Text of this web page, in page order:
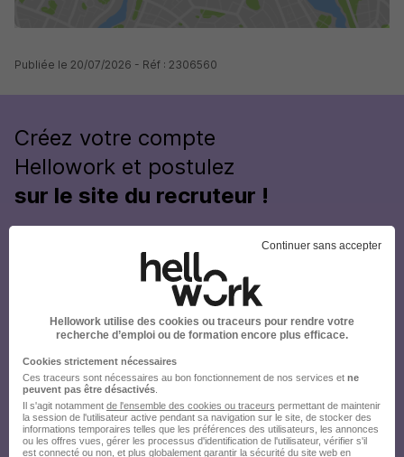
Publiée le 20/07/2026 - Réf : 2306560
Créez votre compte
Hellowork et postulez
sur le site du recruteur !
Continuer sans accepter
Hellowork utilise des cookies ou traceurs pour rendre votre
recherche d’emploi ou de formation encore plus efficace.
Cookies strictement nécessaires
Ces traceurs sont nécessaires au bon fonctionnement de nos services et ne
peuvent pas être désactivés
Il s'agit notamment de l'ensemble des cookies ou traceurs permettant de maintenir
la session de l'utilisateur active pendant sa navigation sur le site, de stocker des
informations temporaires telles que les préférences des utilisateurs, les annonces
ou les offres vues, gérer les processus d'identification de l'utilisateur, vérifier s'il
est connecté ou non, et plus globalement garantir la sécurité du site web en